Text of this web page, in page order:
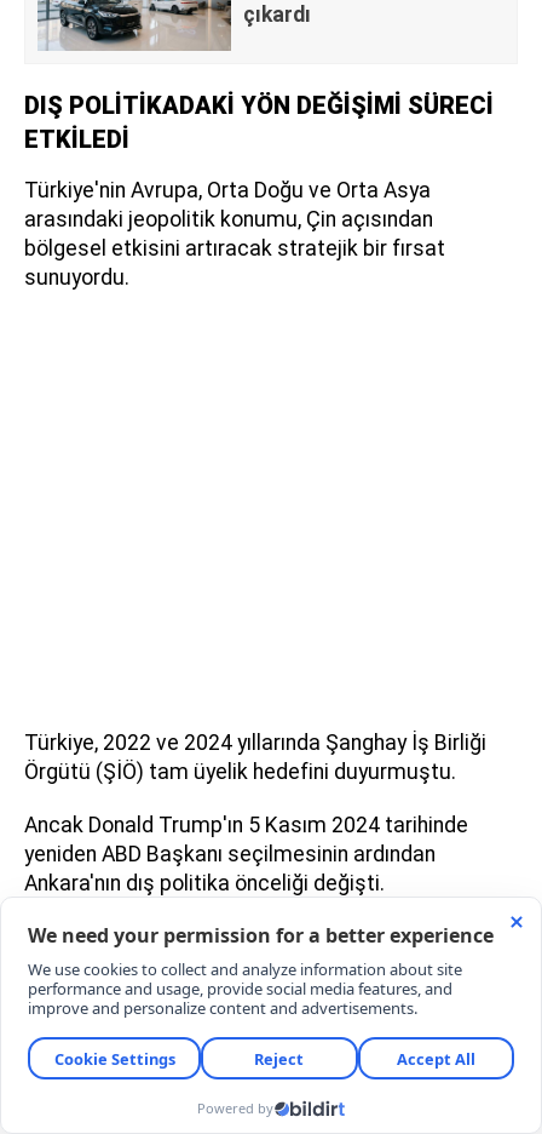
çıkardı
DIŞ POLİTİKADAKİ YÖN DEĞİŞİMİ SÜRECİ
ETKİLEDİ
Türkiye'nin Avrupa, Orta Doğu ve Orta Asya
arasındaki jeopolitik konumu, Çin açısından
bölgesel etkisini artıracak stratejik bir fırsat
sunuyordu.
Türkiye, 2022 ve 2024 yıllarında Şanghay İş Birliği
Örgütü (ŞİÖ) tam üyelik hedefini duyurmuştu.
Ancak Donald Trump'ın 5 Kasım 2024 tarihinde
yeniden ABD Başkanı seçilmesinin ardından
Ankara'nın dış politika önceliği değişti.
Türkiye, diplomatik alanda Washington ile ilişkileri
normalleştirmeye, CAATSA yaptırımlarını
kaldırmaya ve F-35 ile F-16 dosyalarını çözmeye
odaklandı.
ABD ile ilişkilerin ön plana çıkması, Çin ile
yakınlaşma sürecinin arka plana itilmesine yol açtı.